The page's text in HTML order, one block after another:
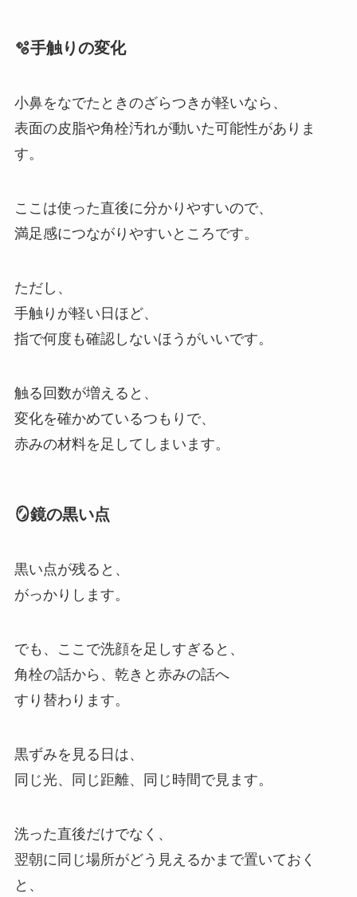
🫧手触りの変化
小鼻をなでたときのざらつきが軽いなら、
表面の皮脂や角栓汚れが動いた可能性がありま
す。
ここは使った直後に分かりやすいので、
満足感につながりやすいところです。
ただし、
手触りが軽い日ほど、
指で何度も確認しないほうがいいです。
触る回数が増えると、
変化を確かめているつもりで、
赤みの材料を足してしまいます。
🪞鏡の黒い点
黒い点が残ると、
がっかりします。
でも、ここで洗顔を足しすぎると、
角栓の話から、乾きと赤みの話へ
すり替わります。
黒ずみを見る日は、
同じ光、同じ距離、同じ時間で見ます。
洗った直後だけでなく、
翌朝に同じ場所がどう見えるかまで置いておく
と、